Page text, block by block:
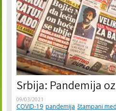
Srbija: Pandemija
09/03/2021
COVID-19 pandemija štampani